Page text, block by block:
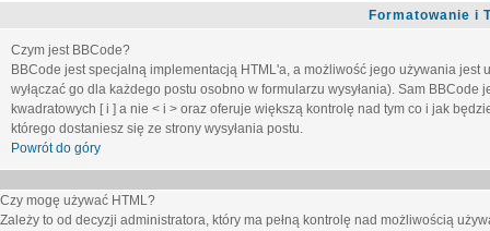
Formatowanie i
Czym jest BBCode?
BBCode jest specjalną implementacją HTML'a, a możliwość jego używania
wyłączać go dla każdego postu osobno w formularzu wysyłania). Sam
kwadratowych [ i ] a nie < i > oraz oferuje większą kontrolę nad tym co i jak
którego dostaniesz się ze strony wysyłania postu.
Powrót do góry
Czy mogę używać HTML?
Zależy to od decyzji administratora, który ma pełną kontrolę nad możliwością